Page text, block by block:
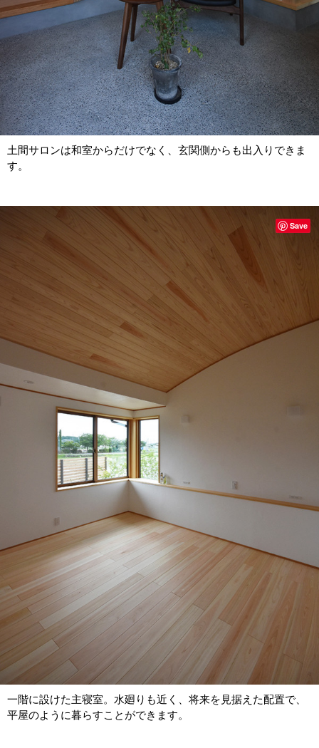
土間サロンは和室からだけでなく、玄関側からも出入りできま
す。
一階に設けた主寝室。水廻りも近く、将来を見据えた配置で、
平屋のように暮らすことができます。
Save